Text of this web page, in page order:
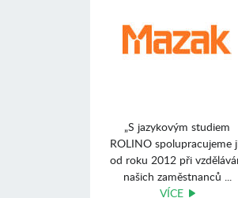
„S jazykovým studiem
ROLINO spolupracujeme
od roku 2012 při
našich zaměstnanců ...
VÍCE